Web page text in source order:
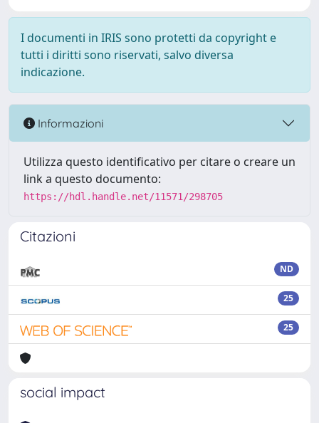
I documenti in IRIS sono protetti da copyright e
tutti i diritti sono riservati, salvo diversa
indicazione.
Informazioni
Utilizza questo identificativo per citare o creare un
link a questo documento:
https://hdl.handle.net/11571/298705
Citazioni
ND
25
25
social impact